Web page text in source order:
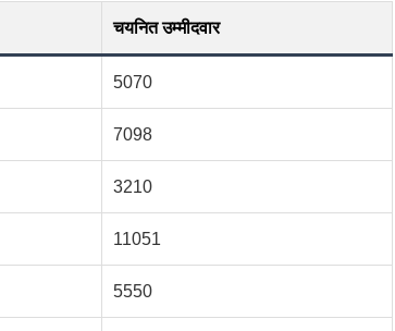
चयनित उम्मीदवार
5070
7098
3210
11051
5550